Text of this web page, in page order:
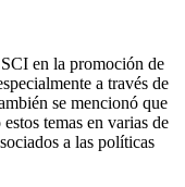
en la promoción de
a través de
se mencionó que
temas en varias de
a las políticas